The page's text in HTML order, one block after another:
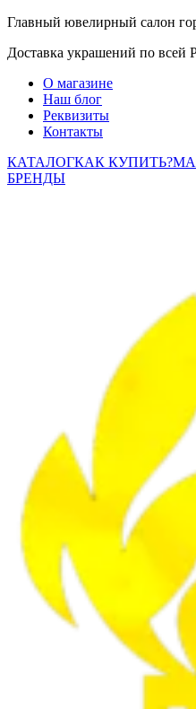
Главный ювелирный салон
Доставка украшений по всей
О магазине
Наш блог
Реквизиты
Контакты
КАТАЛОГКАК КУПИТЬ?
БРЕНДЫ